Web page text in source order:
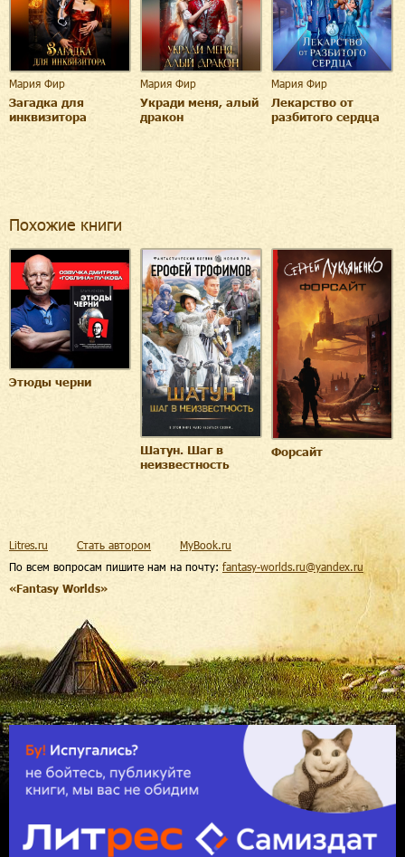
Мария Фир
Загадка для
инквизитора
Мария Фир
Укради меня, алый
дракон
Мария Фир
Лекарство от
разбитого сердца
Похожие книги
Этюды черни
Шатун. Шаг в
неизвестность
Форсайт
По всем вопросам пишите нам на почту: fantasy-worlds.ru@yandex.ru
«Fantasy Worlds»
Litres.ru Стать автором MyBook.ru